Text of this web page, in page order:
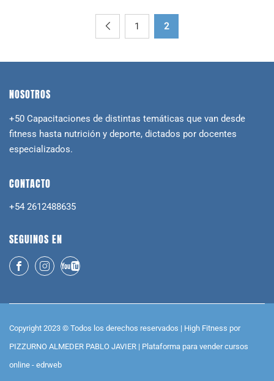
1 2
NOSOTROS
+50 Capacitaciones de distintas temáticas que van desde
fitness hasta nutrición y deporte, dictados por docentes
especializados.
CONTACTO
+54 2612488635
SEGUINOS EN
Copyright 2023 © Todos los derechos reservados | High Fitness por
PIZZURNO ALMEDER PABLO JAVIER | Plataforma para vender cursos
online - edrweb